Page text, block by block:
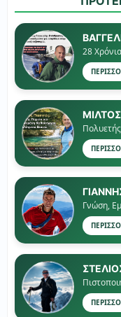
28
Γνώση,